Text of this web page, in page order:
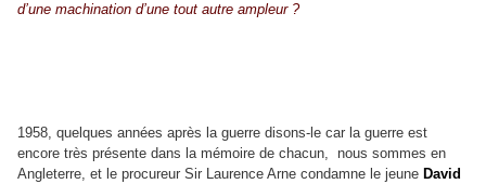
d’une machination d’une tout autre ampleur ?
1958, quelques années après la guerre disons-le car la guerre est
encore très présente dans la mémoire de chacun, nous sommes en
Angleterre, et le procureur Sir Laurence Arne condamne le jeune David